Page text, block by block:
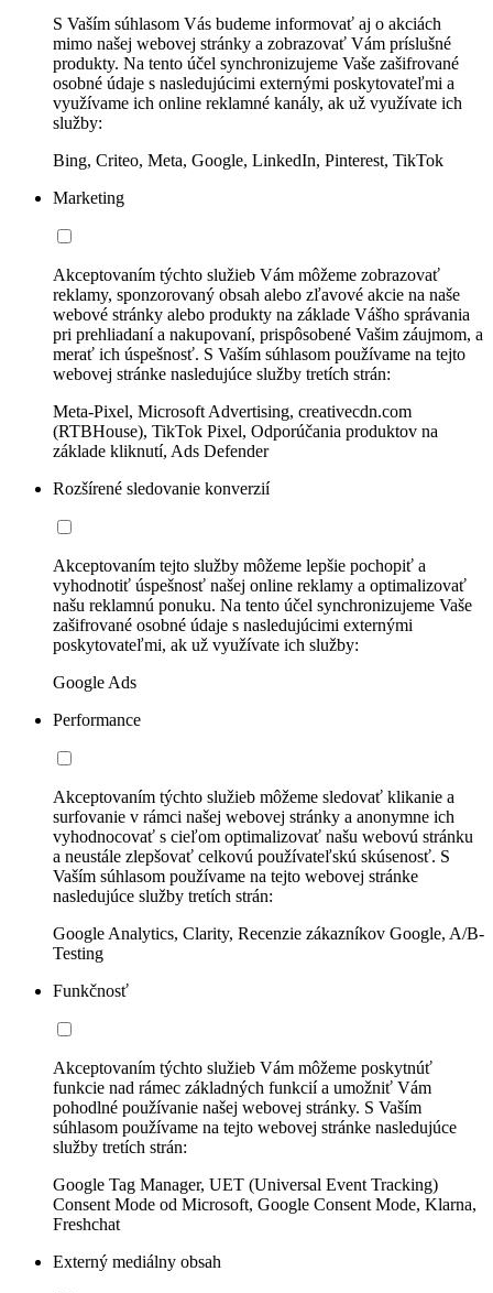
S Vaším súhlasom Vás budeme informovať aj o akciách
mimo našej webovej stránky a zobrazovať Vám príslušné
produkty. Na tento účel synchronizujeme Vaše zašifrované
osobné údaje s nasledujúcimi externými poskytovateľmi a
využívame ich online reklamné kanály, ak už využívate ich
služby:
Bing, Criteo, Meta, Google, LinkedIn, Pinterest, TikTok
Marketing
Akceptovaním týchto služieb Vám môžeme zobrazovať
reklamy, sponzorovaný obsah alebo zľavové akcie na naše
webové stránky alebo produkty na základe Vášho správania
pri prehliadaní a nakupovaní, prispôsobené Vašim záujmom, a
merať ich úspešnosť. S Vaším súhlasom používame na tejto
webovej stránke nasledujúce služby tretích strán:
Meta-Pixel, Microsoft Advertising, creativecdn.com
(RTBHouse), TikTok Pixel, Odporúčania produktov na
základe kliknutí, Ads Defender
Rozšírené sledovanie konverzií
Akceptovaním tejto služby môžeme lepšie pochopiť a
vyhodnotiť úspešnosť našej online reklamy a optimalizovať
našu reklamnú ponuku. Na tento účel synchronizujeme Vaše
zašifrované osobné údaje s nasledujúcimi externými
poskytovateľmi, ak už využívate ich služby:
Google Ads
Performance
Akceptovaním týchto služieb môžeme sledovať klikanie a
surfovanie v rámci našej webovej stránky a anonymne ich
vyhodnocovať s cieľom optimalizovať našu webovú stránku
a neustále zlepšovať celkovú používateľskú skúsenosť. S
Vaším súhlasom používame na tejto webovej stránke
nasledujúce služby tretích strán:
Google Analytics, Clarity, Recenzie zákazníkov Google, A/B-
Testing
Funkčnosť
Akceptovaním týchto služieb Vám môžeme poskytnúť
funkcie nad rámec základných funkcií a umožniť Vám
pohodlné používanie našej webovej stránky. S Vaším
súhlasom používame na tejto webovej stránke nasledujúce
služby tretích strán:
Google Tag Manager, UET (Universal Event Tracking)
Consent Mode od Microsoft, Google Consent Mode, Klarna,
Freshchat
Externý mediálny obsah